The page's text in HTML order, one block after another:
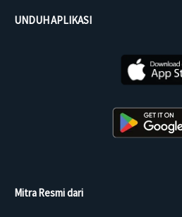
UNDUH APLIKASI
Mitra Resmi dari